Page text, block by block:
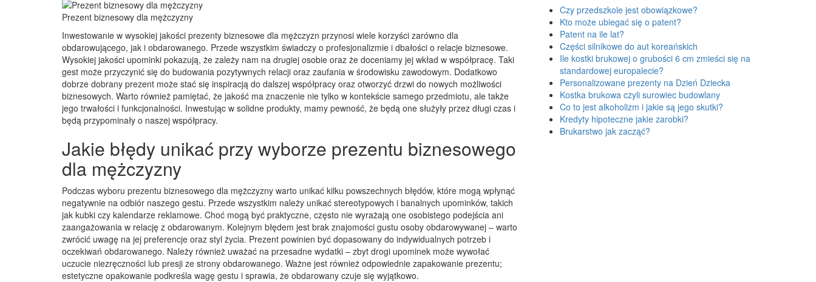
Prezent biznesowy dla mężczyzny
Inwestowanie w wysokiej jakości prezenty biznesowe dla mężczyzn przynosi wiele korzyści zarówno dla
obdarowującego, jak i obdarowanego. Przede wszystkim świadczy o profesjonalizmie i dbałości o relacje biznesowe.
Wysokiej jakości upominki pokazują, że zależy nam na drugiej osobie oraz że doceniamy jej wkład w współpracę. Taki
gest może przyczynić się do budowania pozytywnych relacji oraz zaufania w środowisku zawodowym. Dodatkowo
dobrze dobrany prezent może stać się inspiracją do dalszej współpracy oraz otworzyć drzwi do nowych możliwości
biznesowych. Warto również pamiętać, że jakość ma znaczenie nie tylko w kontekście samego przedmiotu, ale także
jego trwałości i funkcjonalności. Inwestując w solidne produkty, mamy pewność, że będą one służyły przez długi czas i
będą przypominały o naszej współpracy.
Jakie błędy unikać przy wyborze prezentu biznesowego
dla mężczyzny
Podczas wyboru prezentu biznesowego dla mężczyzny warto unikać kilku powszechnych błędów, które mogą wpłynąć
negatywnie na odbiór naszego gestu. Przede wszystkim należy unikać stereotypowych i banalnych upominków, takich
jak kubki czy kalendarze reklamowe. Choć mogą być praktyczne, często nie wyrażają one osobistego podejścia ani
zaangażowania w relację z obdarowanym. Kolejnym błędem jest brak znajomości gustu osoby obdarowywanej – warto
zwrócić uwagę na jej preferencje oraz styl życia. Prezent powinien być dopasowany do indywidualnych potrzeb i
oczekiwań obdarowanego. Należy również uważać na przesadne wydatki – zbyt drogi upominek może wywołać
uczucie niezręczności lub presji ze strony obdarowanego. Ważne jest również odpowiednie zapakowanie prezentu;
estetyczne opakowanie podkreśla wagę gestu i sprawia, że obdarowany czuje się wyjątkowo.
Czy przedszkole jest obowiązkowe?
Kto może ubiegać się o patent?
Patent na ile lat?
Części silnikowe do aut koreańskich
Ile kostki brukowej o grubości 6 cm zmieści się na
standardowej europalecie?
Personalizowane prezenty na Dzień Dziecka
Kostka brukowa czyli surowiec budowlany
Co to jest alkoholizm i jakie są jego skutki?
Kredyty hipoteczne jakie zarobki?
Brukarstwo jak zacząć?